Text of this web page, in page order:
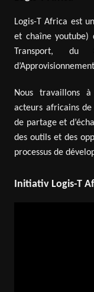
Logis-T Africa est
et chaîne youtube)
Transport,
Nous travaillons
acteurs africains
de partage et
des outils et des
processus de
Initiativ Logis-T